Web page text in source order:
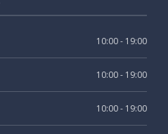
10:00 - 19:00
10:00 - 19:00
10:00 - 19:00